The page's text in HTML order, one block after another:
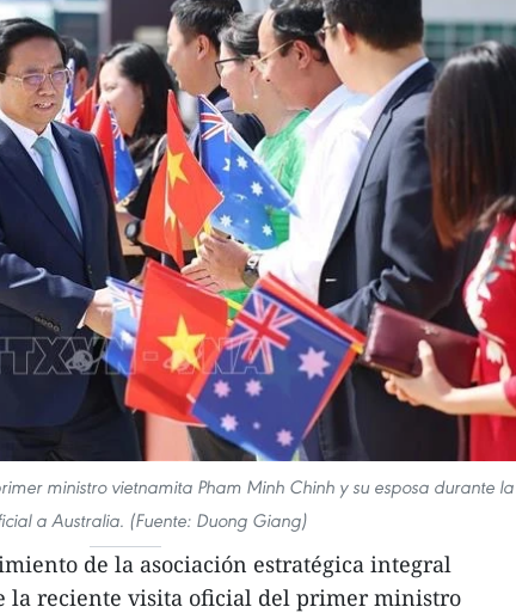
ministro vietnamita Pham Minh Chinh y su esposa durante la
a Australia. (Fuente: Duong Giang)
de la asociación estratégica integral
la reciente visita oficial del primer ministro